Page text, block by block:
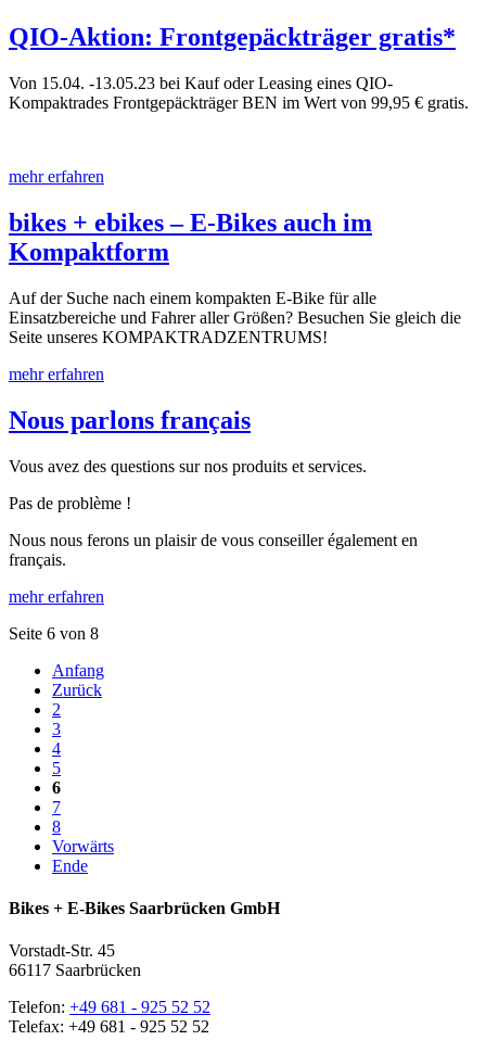
QIO-Aktion: Frontgepäckträger gratis*
Von 15.04. -13.05.23 bei Kauf oder Leasing eines QIO-
Kompaktrades Frontgepäckträger BEN im Wert von 99,95 € gratis.
mehr erfahren
bikes + ebikes – E-Bikes auch im
Kompaktform
Auf der Suche nach einem kompakten E-Bike für alle
Einsatzbereiche und Fahrer aller Größen? Besuchen Sie gleich die
Seite unseres KOMPAKTRADZENTRUMS!
mehr erfahren
Nous parlons français
Vous avez des questions sur nos produits et services.
Pas de problème !
Nous nous ferons un plaisir de vous conseiller également en
français.
mehr erfahren
Seite 6 von 8
Anfang
Zurück
2
3
4
5
6
7
8
Vorwärts
Ende
Bikes + E-Bikes Saarbrücken GmbH
Vorstadt-Str. 45
66117 Saarbrücken
Telefon: +49 681 - 925 52 52
Telefax: +49 681 - 925 52 52